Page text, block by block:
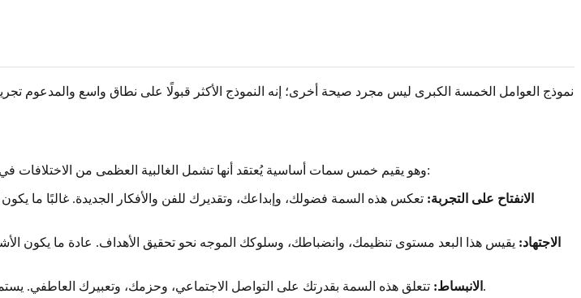
نموذج العوامل الخمسة الكبرى ليس مجرد صيحة أخرى؛ إنه النموذج الأكثر قبولًا على نطاق واسع والمدعوم
غالبًا ما يُذكر نموذج العوامل الخمسة الكبرى بالاختصار OCEAN (أو CANOE). وهو يقيم خمس سمات أساسية يُعتقد أنها تشمل الغالبية العظمى من الاختلافات في الشخصية البشرية:
الانفتاح على التجربة: تعكس هذه السمة فضولك، وإبداعك، وتقديرك للفن والأفكار الجديدة. غالبًا ما
الاجتهاد: يقيس هذا البعد مستوى تنظيمك، وانضباطك، وسلوكك الموجه نحو تحقيق الأهداف. عادة ما يكون
الانبساط: تتعلق هذه السمة بقدرتك على التواصل الاجتماعي، وحزمك، وتعبيرك العاطفي. يستمد المنبسطون طاقتهم من التفاعل الاجتماعي، بينما يعيد المنطوون شحن طاقتهم عبر العزلة.